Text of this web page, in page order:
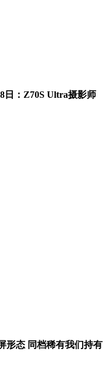
日：Z70S Ultra摄影师
形态 同档稀有我们持有